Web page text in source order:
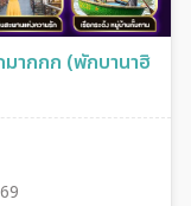
มากกก (พักบานาฮิ